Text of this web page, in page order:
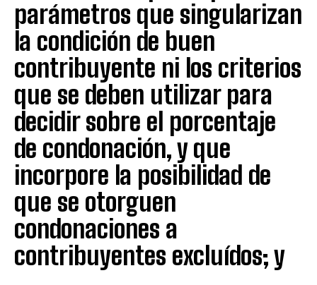
parámetros que singularizan
la condición de buen
contribuyente ni los criterios
que se deben utilizar para
decidir sobre el porcentaje
de condonación, y que
incorpore la posibilidad de
que se otorguen
condonaciones a
contribuyentes excluídos; y